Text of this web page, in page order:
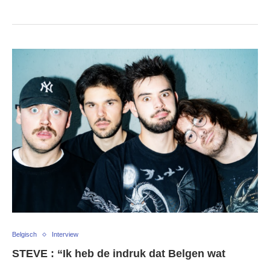
Belgisch Interview
STEVE : “Ik heb de indruk dat Belgen wat